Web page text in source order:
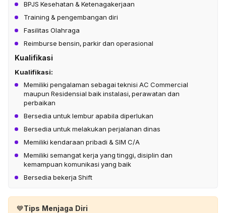
BPJS Kesehatan & Ketenagakerjaan
Training & pengembangan diri
Fasilitas Olahraga
Reimburse bensin, parkir dan operasional
Kualifikasi
Kualifikasi:
Memiliki pengalaman sebagai teknisi AC Commercial
maupun Residensial baik instalasi, perawatan dan
perbaikan
Bersedia untuk lembur apabila diperlukan
Bersedia untuk melakukan perjalanan dinas
Memiliki kendaraan pribadi & SIM C/A
Memiliki semangat kerja yang tinggi, disiplin dan
kemampuan komunikasi yang baik
Bersedia bekerja Shift
💙Tips Menjaga Diri